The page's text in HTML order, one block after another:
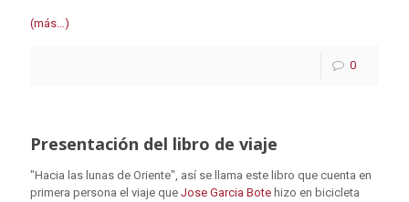
(más…)
0
Presentación del libro de viaje
"Hacia las lunas de Oriente", así se llama este libro que cuenta en
primera persona el viaje que Jose Garcia Bote hizo en bicicleta